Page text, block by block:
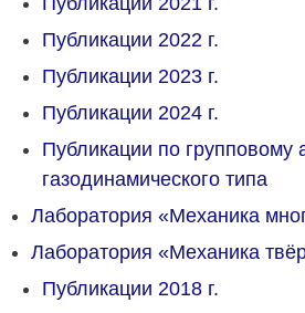
Публикации 2022 г.
Публикации 2023 г.
Публикации 2024 г.
Публикации по групповому
газодинамического типа
Лаборатория «Механика
Лаборатория «Механика
Публикации 2018 г.